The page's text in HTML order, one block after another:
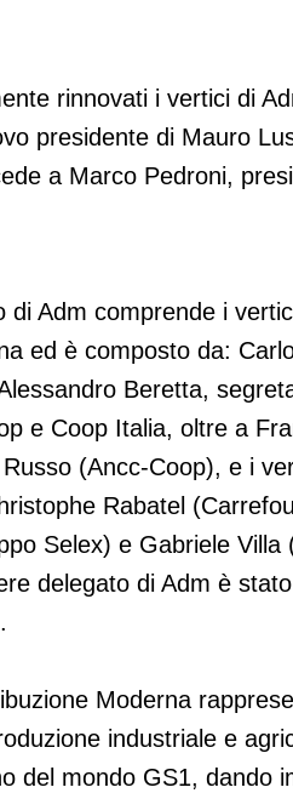
rinnovati i vertici di
presidente di Mauro
a Marco Pedroni,
di Adm comprende i
ed è composto da:
Beretta,
e Coop Italia, oltre a
(Ancc-Coop), e i
Rabatel
Selex) e Gabriele Villa
delegato di Adm è
Moderna
industriale e
del mondo GS1,